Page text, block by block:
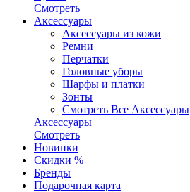
Смотреть
Аксессуары
Аксессуары из кожи
Ремни
Перчатки
Головные уборы
Шарфы и платки
Зонты
Смотреть Все Аксессуары
Аксессуары
Смотреть
Новинки
Скидки %
Бренды
Подарочная карта